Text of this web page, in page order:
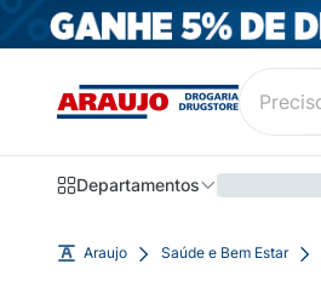
Departamentos
Araujo Saúde e Bem Estar